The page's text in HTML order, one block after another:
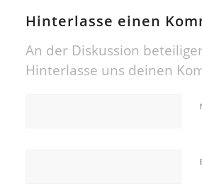
Hinterlasse einen
An der Diskussion
Hinterlasse uns deinen